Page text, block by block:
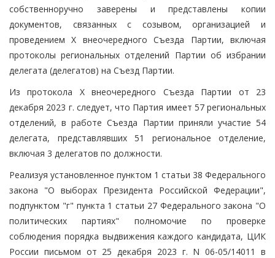
собственноручно заверены и представлены копии
документов, связанных с созывом, организацией и
проведением X внеочередного Съезда Партии, включая
протоколы региональных отделений Партии об избрании
делегата (делегатов) на Съезд Партии.
Из протокола X внеочередного Съезда Партии от 23
декабря 2023 г. следует, что Партия имеет 57 региональных
отделений, в работе Съезда Партии приняли участие 54
делегата, представлявших 51 региональное отделение,
включая 3 делегатов по должности.
Реализуя установленное пунктом 1 статьи 38 Федерального
закона "О выборах Президента Российской Федерации",
подпунктом "г" пункта 1 статьи 27 Федерального закона "О
политических партиях" полномочие по проверке
соблюдения порядка выдвижения каждого кандидата, ЦИК
России письмом от 25 декабря 2023 г. N 06-05/14011 в